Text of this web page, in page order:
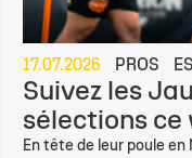
17.07.2026 PROS
Suivez les
sélections ce
En tête de leur poule en